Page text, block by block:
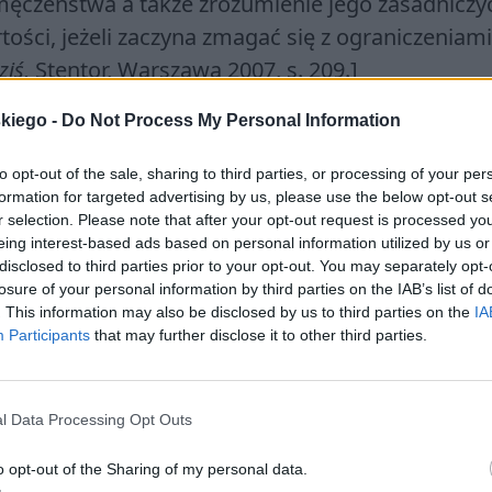
- Do Not Process My Personal Information
opt-out of the sale, sharing to third parties, or processing of your
for targeted advertising by us, please use the below opt-out
selection. Please note that after your opt-out request is processed
interest-based ads based on personal information utilized by us
to third parties prior to your opt-out. You may separately
of your personal information by third parties on the IAB’s list of
This information may also be disclosed by us to third parties on the
Participants that may further disclose it to other third parties.
Data Processing Opt Outs
opt-out of the Sharing of my personal data.
jeżeli zaczyna zmagać się z ograniczeniami
Stentor, Warszawa 2007, s. 209.]
cytowany jedynie we fragmentach.
wersy są różnej długości, podobnie jak
Konstytutywną częścią budowy utworu